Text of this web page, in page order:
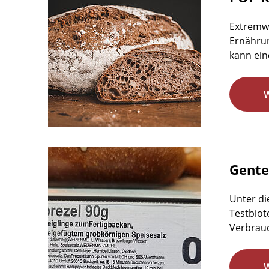
kann
Unter